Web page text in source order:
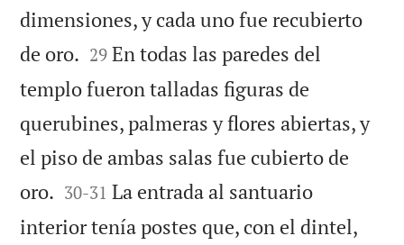
dimensiones, y cada uno fue recubierto
de oro. 

29 En todas las paredes del
templo fueron talladas figuras de
querubines, palmeras y flores abiertas, y
el piso de ambas salas fue cubierto de
oro. 

30-31 La entrada al santuario
interior tenía postes que, con el dintel,